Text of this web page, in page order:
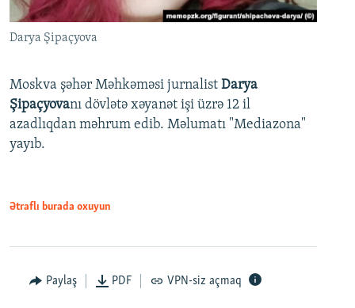
Darya Şipaçyova
Moskva şəhər Məhkəməsi jurnalist Darya
Şipaçyovanı dövlətə xəyanət işi üzrə 12 il
azadlıqdan məhrum edib. Məlumatı "Mediazona"
yayıb.
Ətraflı burada oxuyun
Paylaş PDF VPN-siz açmaq